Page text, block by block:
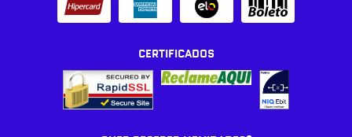
CERTIFICADOS